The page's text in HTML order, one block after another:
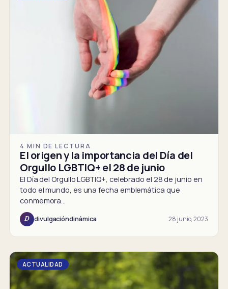
4 MIN DE LECTURA
El origen y la importancia del Día del
Orgullo LGBTIQ+ el 28 de junio
El Día del Orgullo LGBTIQ+, celebrado el 28 de junio en
todo el mundo, es una fecha emblemática que
conmemora…
D divulgacióndinámica 28 junio, 2023
ACTUALIDAD